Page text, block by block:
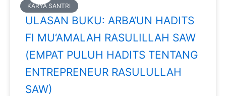
KARYA SANTRI
ULASAN BUKU: ARBA‘UN HADITS
FI MU‘AMALAH RASULILLAH SAW
(EMPAT PULUH HADITS TENTANG
ENTREPRENEUR RASULULLAH
SAW)